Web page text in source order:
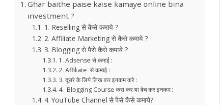
Ghar baithe paise kaise kamaye online bina
investment ?
1. Reselling से कैसे कमाये ?
2. Affiliate Marketing से कैसे कमाये ?
3. Blogging से पैसे कैसे कमाये ?
1. Adsense से कमाई :
2. Affiliate से कमाई :
3. दूसरे के लिये लिख कर इनकम करे :
4. Blogging Course करा कर या बेच कर इनकम :
4. YouTube Channel से पैसे कैसे कमाये?